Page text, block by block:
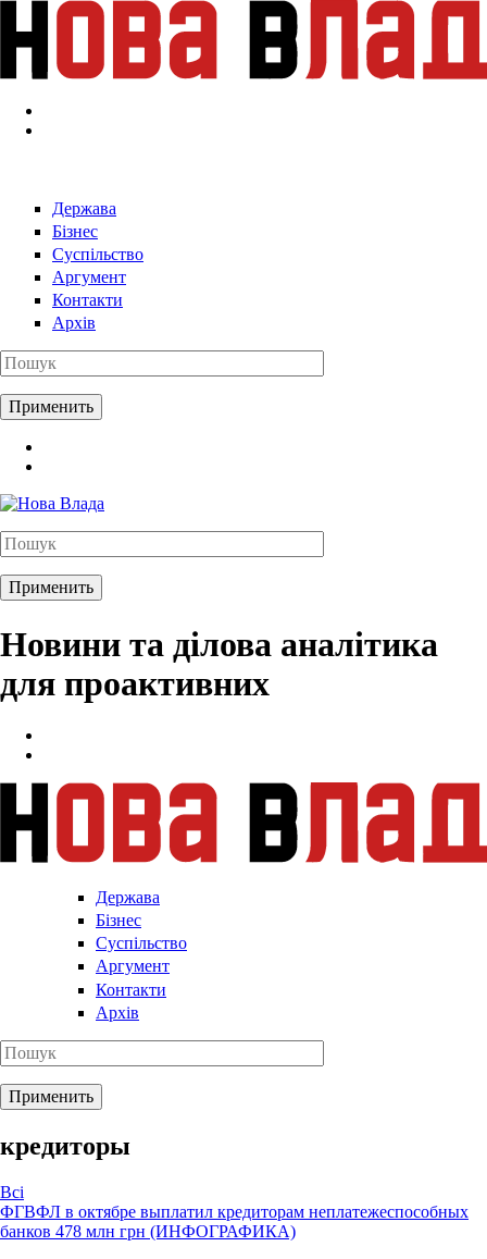
Перейти к основному содержанию
Держава
Бізнес
Суспільство
Аргумент
Контакти
Архів
Новини та ділова аналітика
для проактивних
Держава
Бізнес
Суспільство
Аргумент
Контакти
Архів
кредиторы
Всі
ФГВФЛ в октябре выплатил кредиторам неплатежеспособных
банков 478 млн грн (ИНФОГРАФИКА)